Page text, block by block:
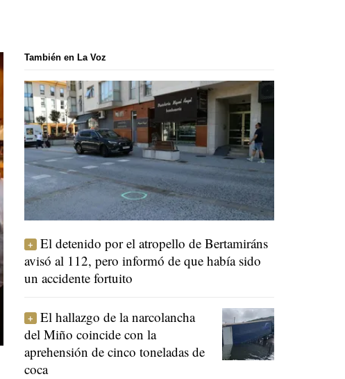
También en La Voz
El detenido por el atropello de Bertamiráns
avisó al 112, pero informó de que había sido
un accidente fortuito
El hallazgo de la narcolancha
del Miño coincide con la
aprehensión de cinco toneladas de
coca